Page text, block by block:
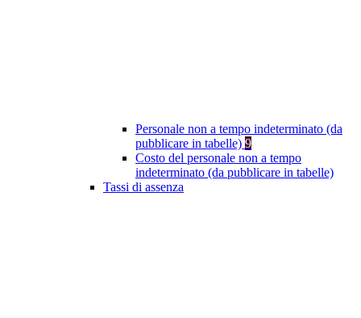
Personale non a tempo indeterminato (da
pubblicare in tabelle) 9
Costo del personale non a tempo
indeterminato (da pubblicare in tabelle)
Tassi di assenza